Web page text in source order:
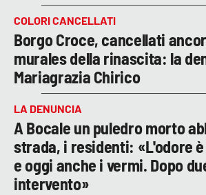
COLORI CANCELLATI
Borgo Croce, cancellati
murales della rinascita: la
Mariagrazia Chirico
LA DENUNCIA
A Bocale un puledro morto
strada, i residenti: «L'odore
e oggi anche i vermi. Dopo
intervento»